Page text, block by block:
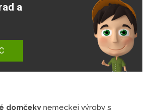
a
domčeky nemeckej výroby s